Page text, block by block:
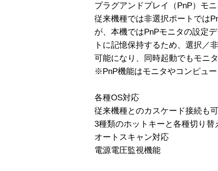
プラグアンドプレイ（PnP）モ
従来機種では非選択ポートでは
が、本機ではPnPモニタの設定
トに記憶保持するため、選択／
可能になり、同時起動でもモニ
※PnP機能はモニタやコンピュ
各種OS対応
従来機種とのカスケード接続も
3種類のホットキーと各種切り替
オートスキャン対応
電源電圧監視機能